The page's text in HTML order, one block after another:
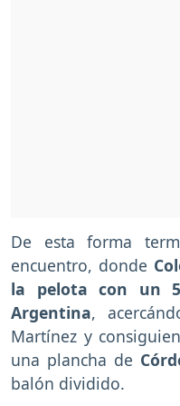
De esta forma
encuentro, donde
la pelota con un
Argentina,
Martínez y
una plancha de
balón dividido.